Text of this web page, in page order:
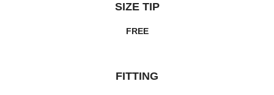
SIZE TIP
FREE
FITTING